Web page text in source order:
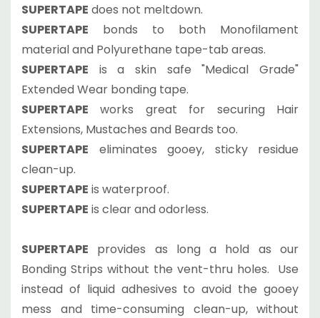
SUPERTAPE does not meltdown.
SUPERTAPE bonds to both Monofilament
material and Polyurethane tape-tab areas.
SUPERTAPE is a skin safe "Medical Grade"
Extended Wear bonding tape.
SUPERTAPE works great for securing Hair
Extensions, Mustaches and Beards too.
SUPERTAPE eliminates gooey, sticky residue
clean-up.
SUPERTAPE is waterproof.
SUPERTAPE is clear and odorless.
SUPERTAPE provides as long a hold as our
Bonding Strips without the vent-thru holes. Use
instead of liquid adhesives to avoid the gooey
mess and time-consuming clean-up, without